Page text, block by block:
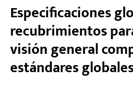
Especificaciones
recubrimientos
visión general
estándares